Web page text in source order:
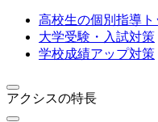
高校生の個別指導ト
大学受験・入試対策
学校成績アップ対策
アクシスの特長